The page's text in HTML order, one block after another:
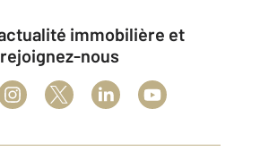
rejoignez-nous